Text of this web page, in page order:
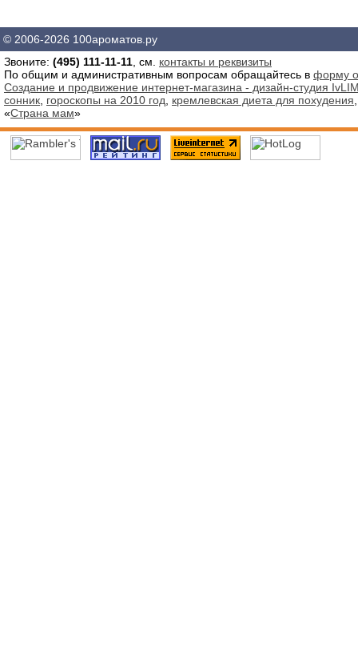
© 2006-2026 100ароматов.ру
Звоните: (495) 111-11-11 , см. контакты и реквизиты
По общим и административным вопросам обращайтесь в форму
Создание и продвижение интернет-магазина - дизайн-студия
сонник гороскопы на 2010 год кремлевская диета для похудения
«Страна мам»